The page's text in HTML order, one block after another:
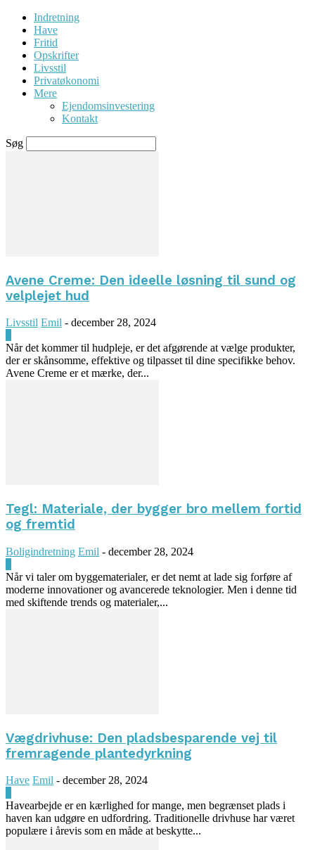
Indretning
Have
Fritid
Opskrifter
Livsstil
Privatøkonomi
Mere
Ejendomsinvestering
Kontakt
Søg
Avene Creme: Den ideelle løsning til sund og
velplejet hud
Livsstil Emil - december 28, 2024
Når det kommer til hudpleje, er det afgørende at vælge produkter,
der er skånsomme, effektive og tilpasset til dine specifikke behov.
Avene Creme er et mærke, der...
Tegl: Materiale, der bygger bro mellem fortid
og fremtid
Boligindretning Emil - december 28, 2024
Når vi taler om byggematerialer, er det nemt at lade sig forføre af
moderne innovationer og avancerede teknologier. Men i denne tid
med skiftende trends og materialer,...
Vægdrivhuse: Den pladsbesparende vej til
fremragende plantedyrkning
Have Emil - december 28, 2024
Havearbejde er en kærlighed for mange, men begrænset plads i
haven kan udgøre en udfordring. Traditionelle drivhuse har været
populære i årevis som en måde at beskytte...